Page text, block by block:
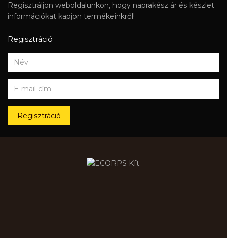
Regisztráljon weboldalunkon, hogy naprakész ár és készlet
információkat kapjon termékeinkről!
Regisztráció
Regisztráció